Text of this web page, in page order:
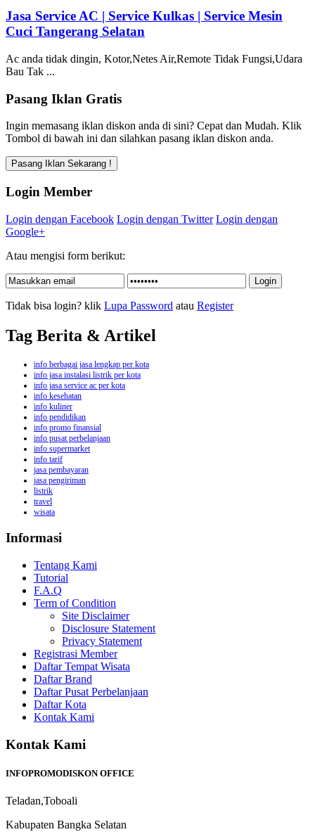
Jasa Service AC | Service Kulkas | Service Mesin
Cuci Tangerang Selatan
Ac anda tidak dingin, Kotor,Netes Air,Remote Tidak Fungsi,Udara
Bau Tak ...
Pasang Iklan Gratis
Ingin memasang iklan diskon anda di sini? Cepat dan Mudah. Klik
Tombol di bawah ini dan silahkan pasang iklan diskon anda.
Login Member
Login dengan Facebook Login dengan Twitter Login dengan
Google+
Atau mengisi form berikut:
Tidak bisa login? klik Lupa Password atau Register
Tag Berita & Artikel
info berbagai jasa lengkap per kota
info jasa instalasi listrik per kota
info jasa service ac per kota
info kesehatan
info kuliner
info pendidikan
info promo finansial
info pusat perbelanjaan
info supermarket
info tarif
jasa pembayaran
jasa pengiriman
listrik
travel
wisata
Informasi
Tentang Kami
Tutorial
F.A.Q
Term of Condition
Site Disclaimer
Disclosure Statement
Privacy Statement
Registrasi Member
Daftar Tempat Wisata
Daftar Brand
Daftar Pusat Perbelanjaan
Daftar Kota
Kontak Kami
Kontak Kami
INFOPROMODISKON OFFICE
Teladan,Toboali
Kabupaten Bangka Selatan